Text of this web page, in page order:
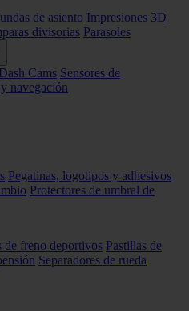
de asiento Impresiones 3D
divisorias Parasoles
Dash Cams Sensores de
navegación
Pegatinas, logotipos y adhesivos
Protectores de umbral de
de freno deportivos Pastillas de
Separadores de rueda